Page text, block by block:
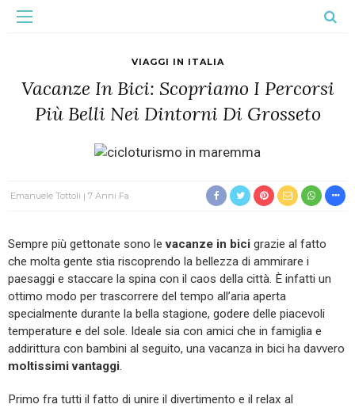
VIAGGI IN ITALIA
Vacanze In Bici: Scopriamo I Percorsi
Più Belli Nei Dintorni Di Grosseto
Emanuele Tottoli 7 Anni Fa
Sempre più gettonate sono levacanze in bici grazie al fatto
che molta gente stia riscoprendo la bellezza di ammirare i
paesaggi e staccare la spina con il caos della città. È infatti un
ottimo modo per trascorrere del tempo all’aria aperta
specialmente durante la bella stagione, godere delle piacevoli
temperature e del sole. Ideale sia con amici che in famiglia e
addirittura con bambini al seguito, una vacanza in bici ha davvero
moltissimi vantaggi.
Primo fra tutti il fatto di unire il divertimento e il relax al